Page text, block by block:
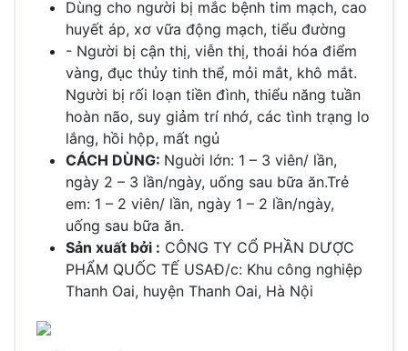
Dùng cho người bị mắc bệnh tim mạch, cao
huyết áp, xơ vữa động mạch, tiểu đường
- Người bị cận thị, viễn thị, thoái hóa điểm
vàng, đục thủy tinh thể, mỏi mắt, khô mắt.
Người bị rối loạn tiền đình, thiểu năng tuần
hoàn não, suy giảm trí nhớ, các tình trạng lo
lắng, hồi hộp, mất ngủ
CÁCH DÙNG: Nguời lớn: 1 – 3 viên/ lần,
ngày 2 – 3 lần/ngày, uống sau bữa ăn.Trẻ
em: 1 – 2 viên/ lần, ngày 1 – 2 lần/ngày,
uống sau bữa ăn.
Sản xuất bởi : CÔNG TY CỔ PHẦN DƯỢC
PHẨM QUỐC TẾ USAĐ/c: Khu công nghiệp
Thanh Oai, huyện Thanh Oai, Hà Nội